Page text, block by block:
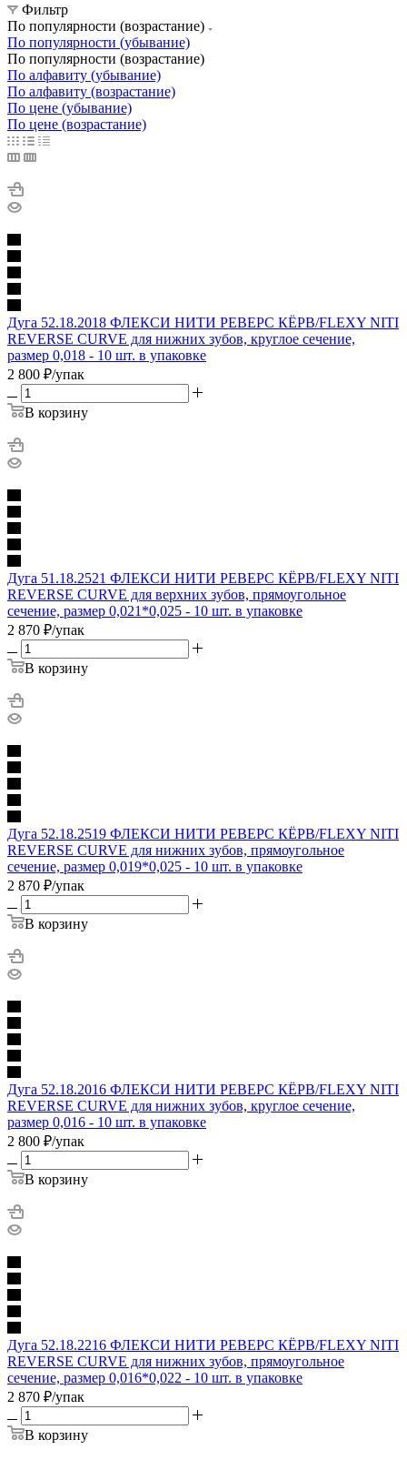
Фильтр
По популярности (возрастание)
По популярности (убывание)
По популярности (возрастание)
По алфавиту (убывание)
По алфавиту (возрастание)
По цене (убывание)
По цене (возрастание)
Дуга 52.18.2018 ФЛЕКСИ НИТИ РЕВЕРС КЁРВ/FLEXY NITI
REVERSE CURVE для нижних зубов, круглое сечение,
размер 0,018 - 10 шт. в упаковке
2 800 ₽/упак
В корзину
Дуга 51.18.2521 ФЛЕКСИ НИТИ РЕВЕРС КЁРВ/FLEXY NITI
REVERSE CURVE для верхних зубов, прямоугольное
сечение, размер 0,021*0,025 - 10 шт. в упаковке
2 870 ₽/упак
В корзину
Дуга 52.18.2519 ФЛЕКСИ НИТИ РЕВЕРС КЁРВ/FLEXY NITI
REVERSE CURVE для нижних зубов, прямоугольное
сечение, размер 0,019*0,025 - 10 шт. в упаковке
2 870 ₽/упак
В корзину
Дуга 52.18.2016 ФЛЕКСИ НИТИ РЕВЕРС КЁРВ/FLEXY NITI
REVERSE CURVE для нижних зубов, круглое сечение,
размер 0,016 - 10 шт. в упаковке
2 800 ₽/упак
В корзину
Дуга 52.18.2216 ФЛЕКСИ НИТИ РЕВЕРС КЁРВ/FLEXY NITI
REVERSE CURVE для нижних зубов, прямоугольное
сечение, размер 0,016*0,022 - 10 шт. в упаковке
2 870 ₽/упак
В корзину